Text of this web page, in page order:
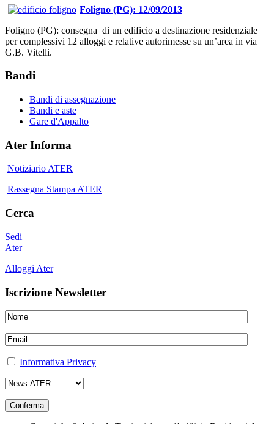
Foligno (PG): 12/09/2013
Foligno (PG): consegna di un edificio a destinazione residenziale
per complessivi 12 alloggi e relative autorimesse su un’area in via
G.B. Vitelli.
Bandi
Bandi di assegnazione
Bandi e aste
Gare d'Appalto
Ater Informa
Notiziario ATER
Rassegna Stampa ATER
Cerca
Sedi
Ater
Alloggi Ater
Iscrizione Newsletter
Informativa Privacy